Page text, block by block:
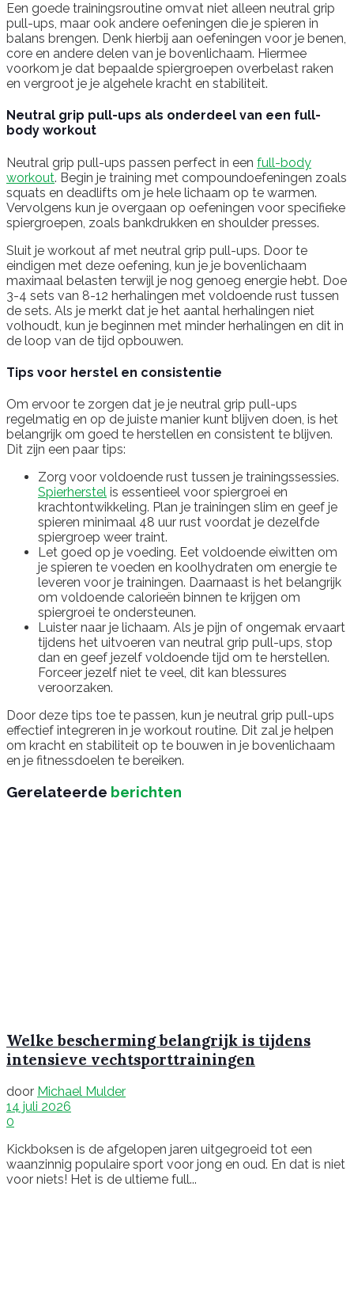
Een goede trainingsroutine omvat niet alleen neutral grip
pull-ups, maar ook andere oefeningen die je spieren in
balans brengen. Denk hierbij aan oefeningen voor je benen,
core en andere delen van je bovenlichaam. Hiermee
voorkom je dat bepaalde spiergroepen overbelast raken
en vergroot je je algehele kracht en stabiliteit.
Neutral grip pull-ups als onderdeel van een full-
body workout
Neutral grip pull-ups passen perfect in een full-body
workout. Begin je training met compoundoefeningen zoals
squats en deadlifts om je hele lichaam op te warmen.
Vervolgens kun je overgaan op oefeningen voor specifieke
spiergroepen, zoals bankdrukken en shoulder presses.
Sluit je workout af met neutral grip pull-ups. Door te
eindigen met deze oefening, kun je je bovenlichaam
maximaal belasten terwijl je nog genoeg energie hebt. Doe
3-4 sets van 8-12 herhalingen met voldoende rust tussen
de sets. Als je merkt dat je het aantal herhalingen niet
volhoudt, kun je beginnen met minder herhalingen en dit in
de loop van de tijd opbouwen.
Tips voor herstel en consistentie
Om ervoor te zorgen dat je je neutral grip pull-ups
regelmatig en op de juiste manier kunt blijven doen, is het
belangrijk om goed te herstellen en consistent te blijven.
Dit zijn een paar tips:
Zorg voor voldoende rust tussen je trainingssessies.
Spierherstel is essentieel voor spiergroei en
krachtontwikkeling. Plan je trainingen slim en geef je
spieren minimaal 48 uur rust voordat je dezelfde
spiergroep weer traint.
Let goed op je voeding. Eet voldoende eiwitten om
je spieren te voeden en koolhydraten om energie te
leveren voor je trainingen. Daarnaast is het belangrijk
om voldoende calorieën binnen te krijgen om
spiergroei te ondersteunen.
Luister naar je lichaam. Als je pijn of ongemak ervaart
tijdens het uitvoeren van neutral grip pull-ups, stop
dan en geef jezelf voldoende tijd om te herstellen.
Forceer jezelf niet te veel, dit kan blessures
veroorzaken.
Door deze tips toe te passen, kun je neutral grip pull-ups
effectief integreren in je workout routine. Dit zal je helpen
om kracht en stabiliteit op te bouwen in je bovenlichaam
en je fitnessdoelen te bereiken.
Gerelateerde berichten
Welke bescherming belangrijk is tijdens
intensieve vechtsporttrainingen
door Michael Mulder
14 juli 2026
0
Kickboksen is de afgelopen jaren uitgegroeid tot een
waanzinnig populaire sport voor jong en oud. En dat is niet
voor niets! Het is de ultieme full...